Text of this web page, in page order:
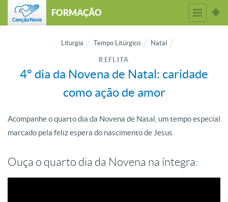
FORMAÇÃO
Liturgia Tempo Litúrgico Natal
REFLITA
4° dia da Novena de Natal: caridade
como ação de amor
Acompanhe o quarto dia da Novena de Natal, um tempo especial
marcado pela feliz espera do nascimento de Jesus.
Ouça o quarto dia da Novena na íntegra: